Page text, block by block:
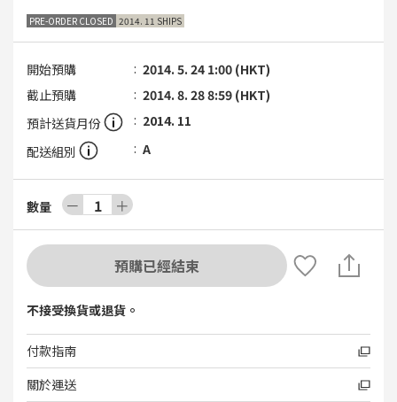
PRE-ORDER CLOSED 2014. 11 SHIPS
開始預購
2014. 5. 24 1:00 (HKT)
截止預購
2014. 8. 28 8:59 (HKT)
預計送貨月份
2014. 11
配送組別
A
數量 － 1 ＋
預購已經結束
不接受換貨或退貨。
付款指南
關於運送